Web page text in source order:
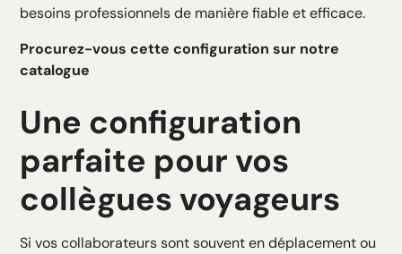
besoins professionnels de manière fiable et efficace.
Procurez-vous cette configuration sur notre
catalogue
Une configuration
parfaite pour vos
collègues voyageurs
Si vos collaborateurs sont souvent en déplacement ou